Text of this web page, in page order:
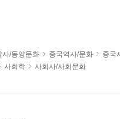
사/동양문화 중국역사/문화
중국
사회학 사회사/사회문화